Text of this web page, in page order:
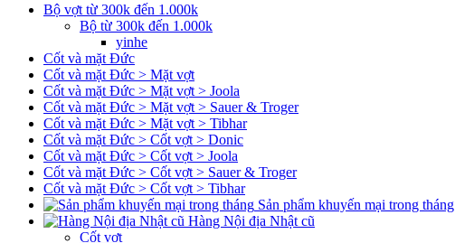
Bộ vợt từ 300k đến 1.000k
Bộ từ 300k đến 1.000k
yinhe
Cốt và mặt Đức
Cốt và mặt Đức > Mặt vợt
Cốt và mặt Đức > Mặt vợt > Joola
Cốt và mặt Đức > Mặt vợt > Sauer & Troger
Cốt và mặt Đức > Mặt vợt > Tibhar
Cốt và mặt Đức > Cốt vợt > Donic
Cốt và mặt Đức > Cốt vợt > Joola
Cốt và mặt Đức > Cốt vợt > Sauer & Troger
Cốt và mặt Đức > Cốt vợt > Tibhar
Sản phẩm khuyến mại trong tháng
Hàng Nội địa Nhật cũ
Cốt vợt